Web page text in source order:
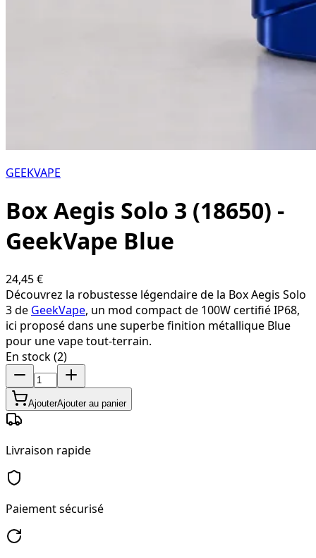
GEEKVAPE
Box Aegis Solo 3 (18650) -
GeekVape Blue
24,45 €
Découvrez la robustesse légendaire de la Box Aegis Solo
3 de GeekVape, un mod compact de 100W certifié IP68,
ici proposé dans une superbe finition métallique Blue
pour une vape tout-terrain.
En stock (2)
AjouterAjouter au panier
Livraison rapide
Paiement sécurisé